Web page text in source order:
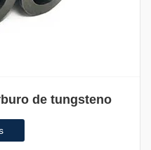
de tungsteno